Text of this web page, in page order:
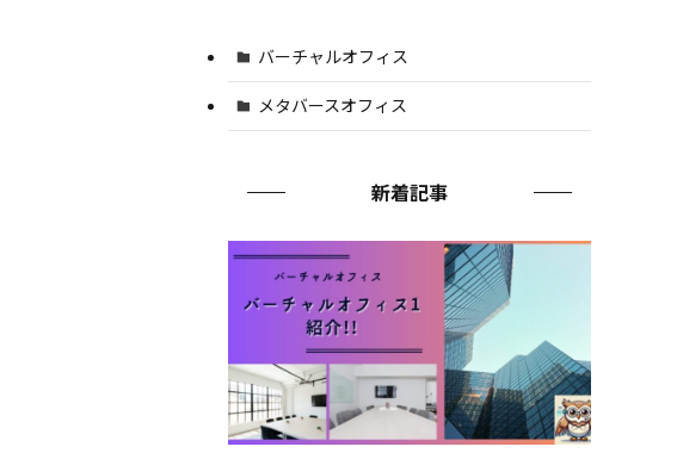
バーチャルオフィス
メタバースオフィス
新着記事